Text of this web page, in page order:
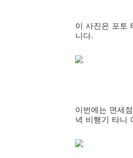
이 사진은 포토
니다.
이번에는 면세
녁 비행기 타니